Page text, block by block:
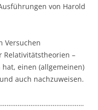
von Harold
Versuchen
Relativitätstheorien –
einen (allgemeinen)
auch nachzuweisen.